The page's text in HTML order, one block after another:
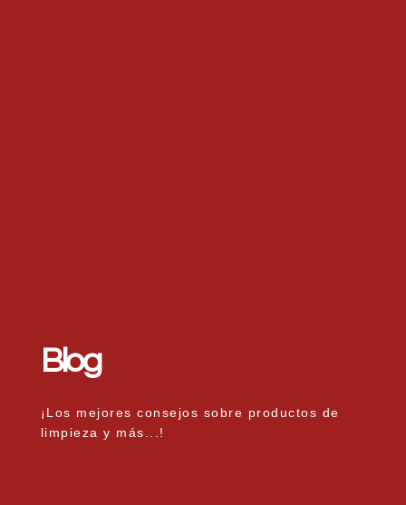
Blog
¡Los mejores consejos sobre productos de
limpieza y más...!